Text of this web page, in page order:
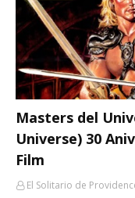
Masters del
Universe) 30
Film
El Solitario de